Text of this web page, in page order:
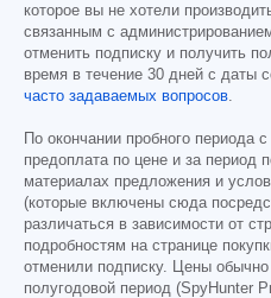
которое вы не хотели
связанным с
отменить подписку и получить
время в течение 30 дней с даты
часто задаваемых вопросов.
По окончании пробного периода
предоплата по цене и за период
материалах предложения и
(которые включены сюда
различаться в зависимости от
подробностям на странице
отменили подписку. Цены
полугодовой период (SpyHunter